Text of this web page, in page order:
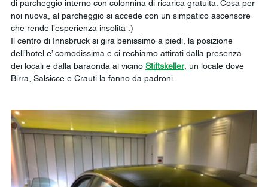
di parcheggio interno con colonnina di ricarica gratuita. Cosa per
noi nuova, al parcheggio si accede con un simpatico ascensore
che rende l’esperienza insolita :)
Il centro di Innsbruck si gira benissimo a piedi, la posizione
dell’hotel e’ comodissima e ci rechiamo attirati dalla presenza
dei locali e dalla baraonda al vicino Stiftskeller, un locale dove
Birra, Salsicce e Crauti la fanno da padroni.